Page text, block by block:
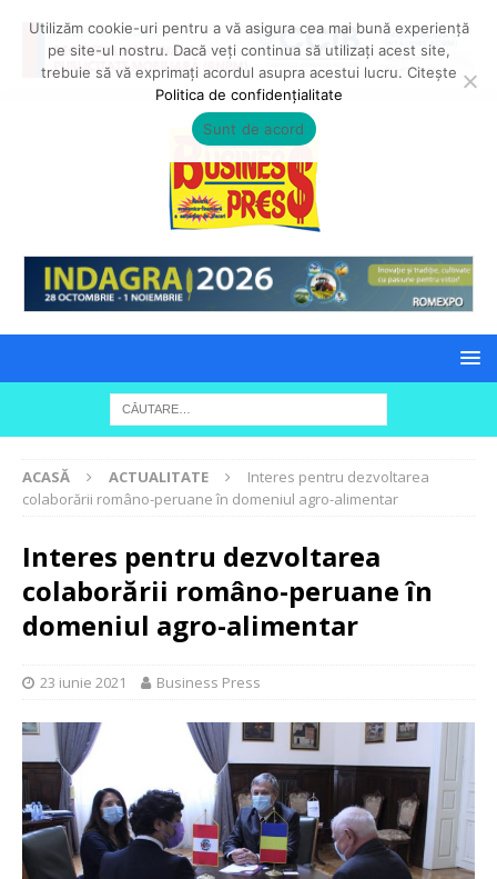
ACASĂ ACTUALITATE
Interes pentru dezvoltarea
colaborării româno-peruane în domeniul agro-alimentar
Interes pentru dezvoltarea
colaborării româno-peruane în
domeniul agro-alimentar
23 iunie 2021 Business Press
Utilizăm cookie-uri pentru a vă asigura cea mai bună experiență
pe site-ul nostru. Dacă veți continua să utilizați acest site,
trebuie să vă exprimați acordul asupra acestui lucru. Citește
Politica de confidențialitate
Sunt de acord